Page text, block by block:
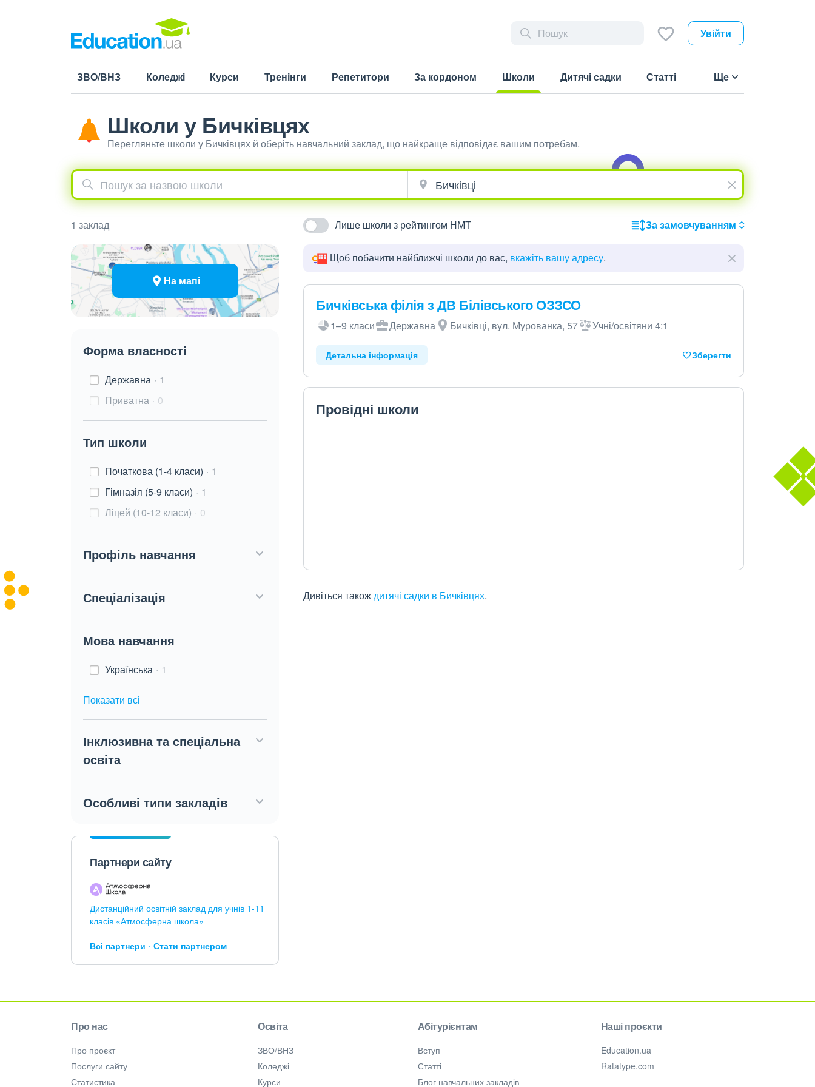
Увійти
ЗВО/ВНЗ Коледжі Курси Тренінги Репетитори За кордоном
Школи
Дитячі садки Статті Ще
Школи у Бичківцях
Перегляньте школи у Бичківцях й оберіть навчальний заклад, що найкраще відповідає вашим потребам.
1 заклад Лише школи з рейтингом НМТ За замовчуванням
На мапі
Форма власності
Державна
1
Приватна
0
Тип школи
Початкова (1-4 класи)
1
Гімназія (5-9 класи)
1
Ліцей (10-12 класи)
0
Профіль навчання
Спеціалізація
Мова навчання
Українська 1
Показати всі
Інклюзивна та спеціальна
освіта
Особливі типи закладів
Партнери сайту
Дистанційний освітній заклад для учнів 1-11
класів «Атмосферна школа»
Всі партнери Стати партнером
Щоб побачити найближчі школи до вас, вкажіть вашу адресу.
Бичківська філія з ДВ Білівського ОЗЗСО
1–9 класи Державна Бичківці, вул. Мурованка, 57 Учні/освітяни 4:1
Детальна інформація Зберегти
Провідні школи
Дивіться такождитячі садки в Бичківцях.
Про нас
Про проєкт
Послуги сайту
Статистика
Освіта
ЗВО/ВНЗ
Коледжі
Курси
Абітурієнтам
Вступ
Статті
Блог навчальних закладів
Наші проєкти
Education.ua
Ratatype.com